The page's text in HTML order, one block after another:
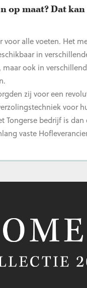
op maat? Dat
voor alle voeten. Het
in
ook in
zij voor een
voor
Tongerse bedrijf is
vaste